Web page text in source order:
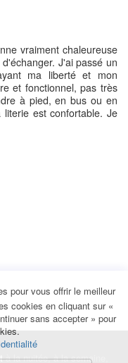
vraiment chaleureuse
J'ai passé un
ma liberté et mon
et fonctionnel, pas très
à pied, en bus ou en
est confortable. Je
à la nuitée, à la semaine,
pour vous offrir le meilleur
cookies en cliquant sur «
sans accepter » pour